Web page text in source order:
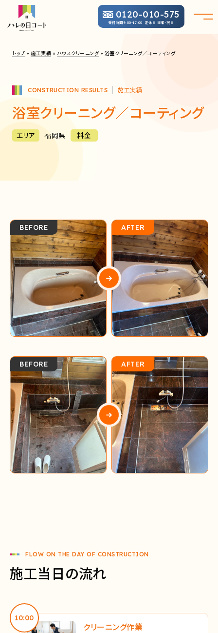
0120-010-575
受付時間 9:00-17:00 定休日 日曜・祝日
トップ » 施工実績 » ハウスクリーニング» 浴室クリーニング／コーティング
CONSTRUCTION RESULTS 施工実績
浴室クリーニング／コーティング
エリア 福岡県 料金
BEFORE AFTER
BEFORE AFTER
FLOW ON THE DAY OF CONSTRUCTION
施工当日の流れ
10:00
クリーニング作業